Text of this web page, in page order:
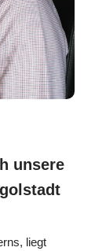
unsere
liegt